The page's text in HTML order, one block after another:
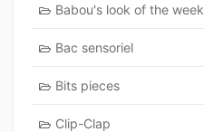
Babou's look of the week
Bac sensoriel
Bits pieces
Clip-Clap